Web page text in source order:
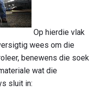
Op hierdie vlak
wees om die
benewens die soek
wat die
sluit in: